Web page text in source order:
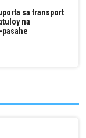
sa transport
na